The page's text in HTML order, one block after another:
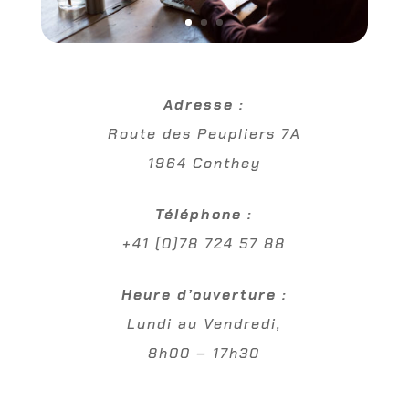
Adresse :
Route des Peupliers 7A
1964 Conthey
Téléphone :
+41 (0)78 724 57 88
Heure d’ouverture :
Lundi au Vendredi,
8h00 – 17h30